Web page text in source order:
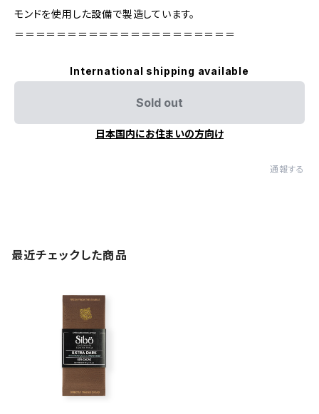
モンドを使用した設備で製造しています。
＝＝＝＝＝＝＝＝＝＝＝＝＝＝＝＝＝＝＝＝＝
International shipping available
Sold out
日本国内にお住まいの方向け
通報する
最近チェックした商品